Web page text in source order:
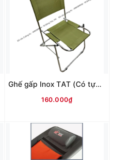
Ghế gấp Inox TAT (Có tựa lưng cao)
160.000₫